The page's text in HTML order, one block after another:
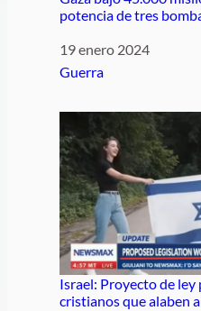
potencia de tres
Fecha
19 enero 2024
Respecto a
Guerra
Israel: Proyecto de ley
cristianos que alaben